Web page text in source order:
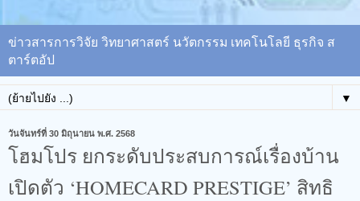
ข่าวสารการวิจัย วิทยาศาสตร์ นวัตกรรม เทคโนโลยี ธุรกิจ ส
ตาร์ตอัป
▼
วันจันทร์ที่ 30 มิถุนายน พ.ศ. 2568
โฮมโปร ยกระดับประสบการณ์เรื่องบ้าน
เปิดตัว ‘HOMECARD PRESTIGE’ สิทธิ